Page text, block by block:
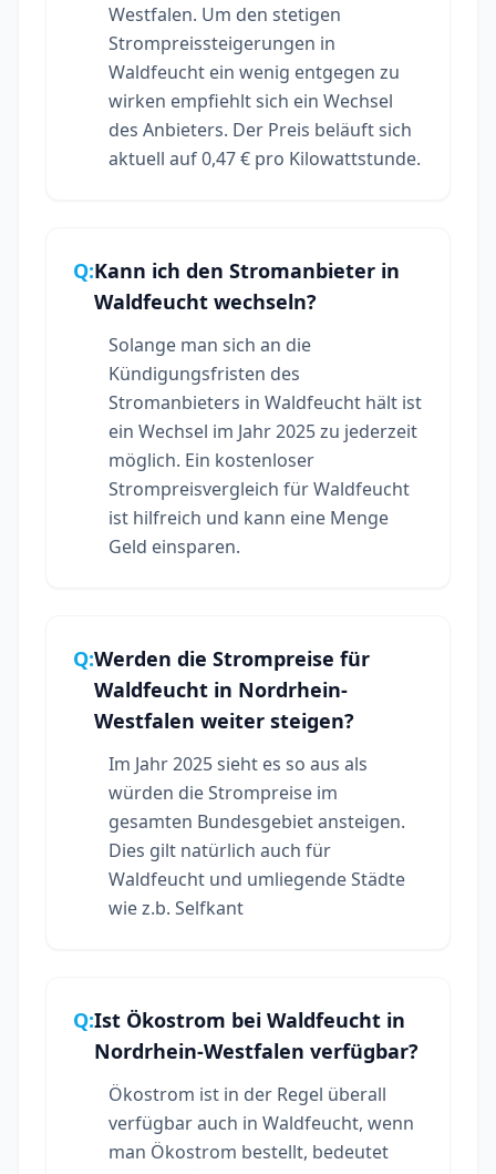
Westfalen. Um den stetigen
Strompreissteigerungen in
Waldfeucht ein wenig entgegen zu
wirken empfiehlt sich ein Wechsel
des Anbieters. Der Preis beläuft sich
aktuell auf 0,47 € pro Kilowattstunde.
Q:Kann ich den Stromanbieter in
Waldfeucht wechseln?
Solange man sich an die
Kündigungsfristen des
Stromanbieters in Waldfeucht hält ist
ein Wechsel im Jahr 2025 zu jederzeit
möglich. Ein kostenloser
Strompreisvergleich für Waldfeucht
ist hilfreich und kann eine Menge
Geld einsparen.
Q:Werden die Strompreise für
Waldfeucht in Nordrhein-
Westfalen weiter steigen?
Im Jahr 2025 sieht es so aus als
würden die Strompreise im
gesamten Bundesgebiet ansteigen.
Dies gilt natürlich auch für
Waldfeucht und umliegende Städte
wie z.b. Selfkant
Q:Ist Ökostrom bei Waldfeucht in
Nordrhein-Westfalen verfügbar?
Ökostrom ist in der Regel überall
verfügbar auch in Waldfeucht, wenn
man Ökostrom bestellt, bedeutet